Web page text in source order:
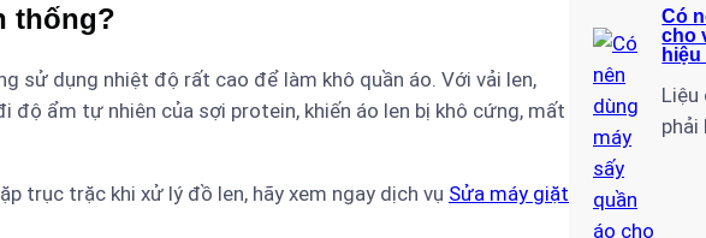
thống?
sử dụng nhiệt độ rất cao để làm khô quần áo. Với vải len,
ẩm tự nhiên của sợi protein, khiến áo len bị khô cứng, mất
trục trặc khi xử lý đồ len, hãy xem ngay dịch vụ Sửa máy giặt
Có
cho
Liệu
phải